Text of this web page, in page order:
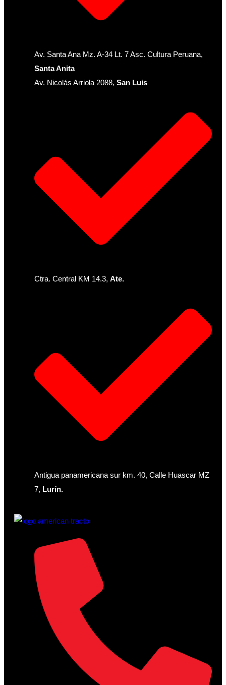
Av. Santa Ana Mz. A-34 Lt. 7 Asc. Cultura Peruana,
Santa Anita
Av. Nicolás Arriola 2088, San Luis
Ctra. Central KM 14.3, Ate.
Antigua panamericana sur km. 40, Calle Huascar MZ
7, Lurín.